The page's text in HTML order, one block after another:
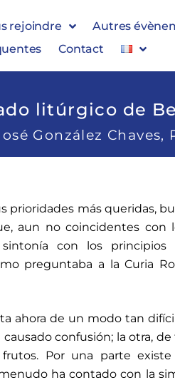
rejoindre Autres
Contact
litúrgico de
González Chaves,
prioridades más queridas,
aun no coincidentes con
con los principios
preguntaba a la Curia
ahora de un modo tan
confusión; la otra, de
Por una parte
ha contado con la